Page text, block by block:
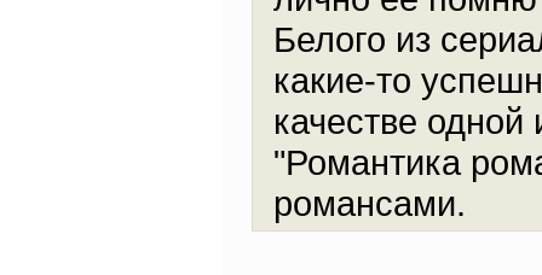
Белого из
какие-то
качестве
"Романтика
романсами.